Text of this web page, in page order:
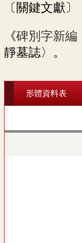
〔關鍵文獻〕
《碑別字新編
靜墓誌〉。
形體資料表